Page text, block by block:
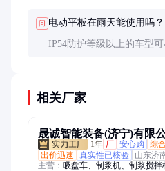
时。
问 电动平板在雨天能使用吗？
IP54防护等级以上的车型
相关厂家
晟诚智能装备(济宁)有限
1年 厂 安心购 综
出价迅速
真实性已核验
山东济
主营： 吸盘车、制浆机、制浆搅